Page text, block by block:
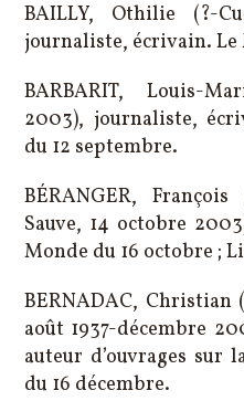
BAILLY, Othilie (?-
journaliste, écrivain. Le
BARBARIT, Louis-
2003), journaliste,
du 12 septembre.
BÉRANGER,
Sauve, 14 octobre
Monde du 16 octobre ;
BERNADAC, Christian
août 1937-décembre
auteur d’ouvrages sur
du 16 décembre.